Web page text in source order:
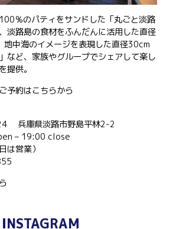
％のパティをサンドした「丸ごと淡路
淡路島の食材をふんだんに活用した直径
中海のイメージを表現した直径30cm
など、家族やグループでシェアして楽し
提供。
予約はこちらから
兵庫県淡路市野島平林2-2
– 19:00 close
は営業）
INSTAGRAM